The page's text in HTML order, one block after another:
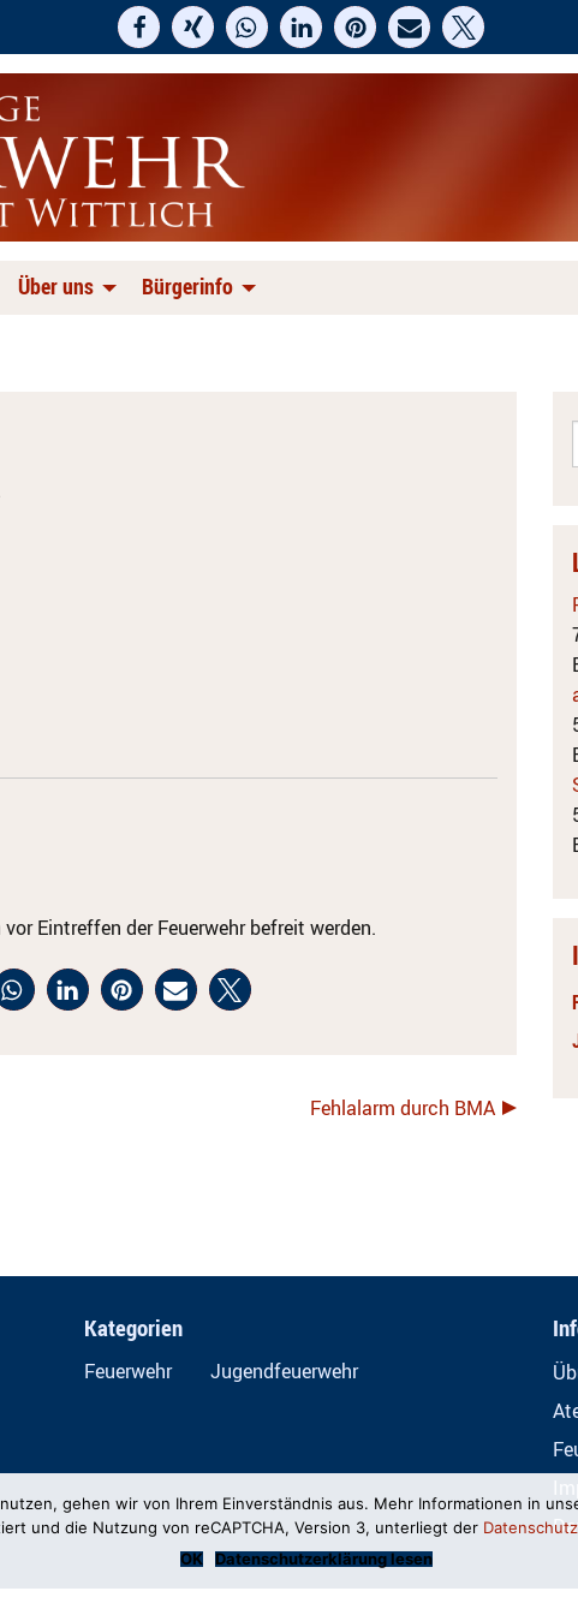
Über uns Bürgerinfo
Eintreffen der Feuerwehr befreit werden.
Fehlalarm durch BMA
Kategorien
Feuerwehr Jugendfeuerwehr
gehen wir von Ihrem Einverständnis aus. Mehr Informationen in
und die Nutzung von reCAPTCHA, Version 3, unterliegt der
OK
Datenschutzerklärung lesen